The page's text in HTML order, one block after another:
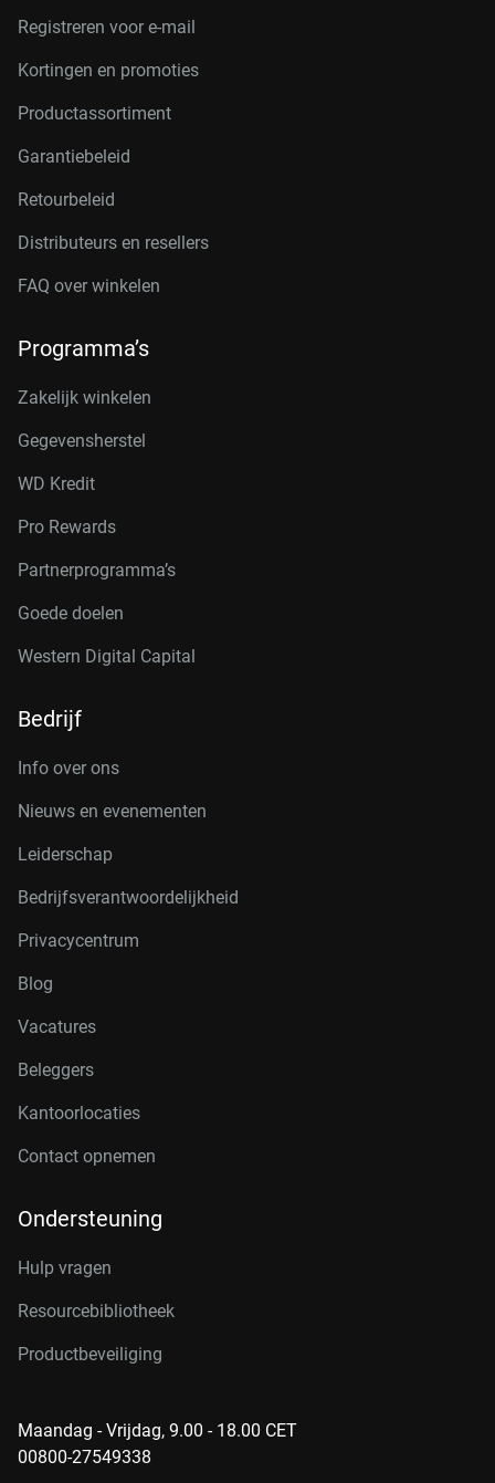
Registreren voor e-mail
Kortingen en promoties
Productassortiment
Garantiebeleid
Retourbeleid
Distributeurs en resellers
FAQ over winkelen
Programma’s
Zakelijk winkelen
Gegevensherstel
WD Kredit
Pro Rewards
Partnerprogramma’s
Goede doelen
Western Digital Capital
Bedrijf
Info over ons
Nieuws en evenementen
Leiderschap
Bedrijfsverantwoordelijkheid
Privacycentrum
Blog
Vacatures
Beleggers
Kantoorlocaties
Contact opnemen
Ondersteuning
Hulp vragen
Resourcebibliotheek
Productbeveiliging
Maandag - Vrijdag, 9.00 - 18.00 CET
00800-27549338